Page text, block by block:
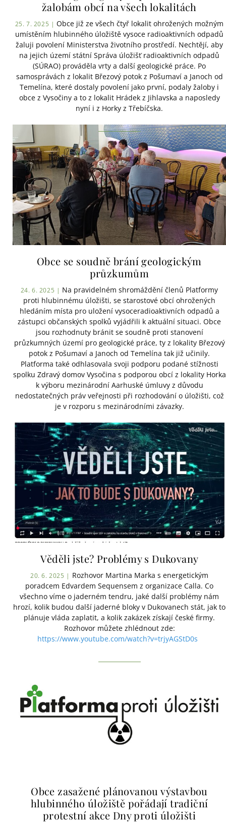
žalobám obcí na všech lokalitách
25. 7. 2025 | Obce již ze všech čtyř lokalit ohrožených možným
umístěním hlubinného úložiště vysoce radioaktivních odpadů
žaluji povolení Ministerstva životního prostředí. Nechtějí, aby
na jejich území státní Správa úložišť radioaktivních odpadů
(SÚRAO) prováděla vrty a další geologické práce. Po
samosprávách z lokalit Březový potok z Pošumaví a Janoch od
Temelína, které dostaly povolení jako první, podaly žaloby i
obce z Vysočiny a to z lokalit Hrádek z Jihlavska a naposledy
nyní i z Horky z Třebíčska.
Obce se soudně brání geologickým
průzkumům
24. 6. 2025 | Na pravidelném shromáždění členů Platformy
proti hlubinnému úložišti, se starostové obcí ohrožených
hledáním místa pro uložení vysoceradioaktivních odpadů a
zástupci občanských spolků vyjádřili k aktuální situaci. Obce
jsou rozhodnuty bránit se soudně proti stanovení
průzkumných území pro geologické práce, ty z lokality Březový
potok z Pošumaví a Janoch od Temelína tak již učinily.
Platforma také odhlasovala svoji podporu podané stížnosti
spolku Zdravý domov Vysočina s podporou obcí z lokality Horka
k výboru mezinárodní Aarhuské úmluvy z důvodu
nedostatečných práv veřejnosti při rozhodování o úložišti, což
je v rozporu s mezinárodními závazky.
Věděli jste? Problémy s Dukovany
20. 6. 2025 | Rozhovor Martina Marka s energetickým
poradcem Edvardem Sequensem z organizace Calla. Co
všechno víme o jaderném tendru, jaké další problémy nám
hrozí, kolik budou další jaderné bloky v Dukovanech stát, jak to
plánuje vláda zaplatit, a kolik zakázek získají české firmy.
Rozhovor můžete zhlédnout zde:
https://www.youtube.com/watch?v=trjyAGStD0s
Obce zasažené plánovanou výstavbou
hlubinného úložiště pořádají tradiční
protestní akce Dny proti úložišti